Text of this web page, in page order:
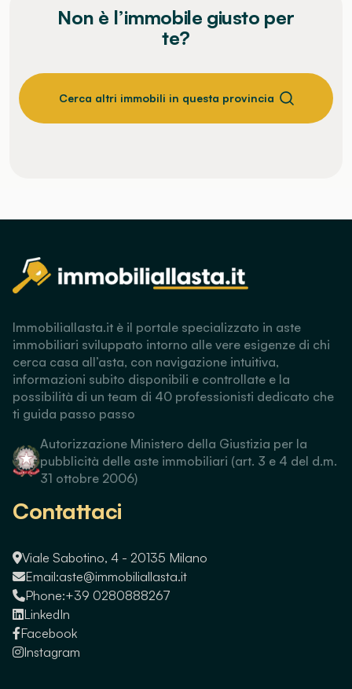
Non è l’immobile giusto per
te?
Cerca altri immobili in questa provincia
Immobiliallasta.it è il portale specializzato in aste
immobiliari sviluppato intorno alle vere esigenze di chi
cerca casa all’asta, con navigazione intuitiva,
informazioni subito disponibili e controllate e la
possibilità di un team di 40 professionisti dedicato che
ti guida passo passo
Autorizzazione Ministero della Giustizia per la
pubblicità delle aste immobiliari (art. 3 e 4 del d.m.
31 ottobre 2006)
Contattaci
Viale Sabotino, 4 - 20135 Milano
Email:aste@immobiliallasta.it
Phone:+39 0280888267
LinkedIn
Facebook
Instagram